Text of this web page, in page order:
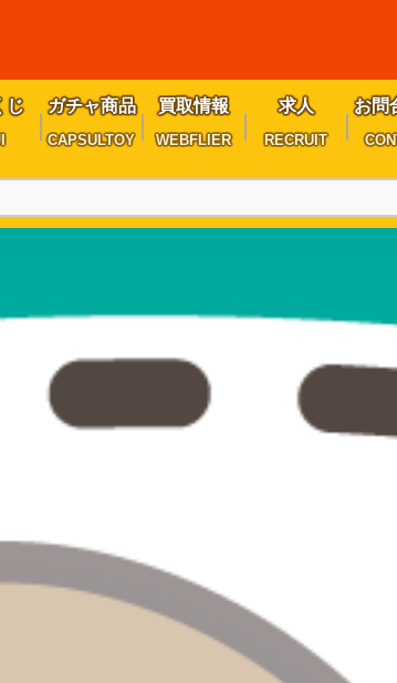
じ ガチャ商品
CAPSULTOY
買取情報
WEBFLIER
求人
RECRUIT
お問